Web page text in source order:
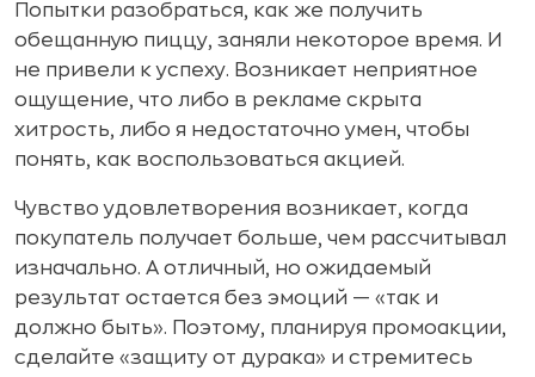
Попытки разобраться, как же получить
обещанную пиццу, заняли некоторое время. И
не привели к успеху. Возникает неприятное
ощущение, что либо в рекламе скрыта
хитрость, либо я недостаточно умен, чтобы
понять, как воспользоваться акцией.
Чувство удовлетворения возникает, когда
покупатель получает больше, чем рассчитывал
изначально. А отличный, но ожидаемый
результат остается без эмоций — «так и
должно быть». Поэтому, планируя промоакции,
сделайте «защиту от дурака» и стремитесь